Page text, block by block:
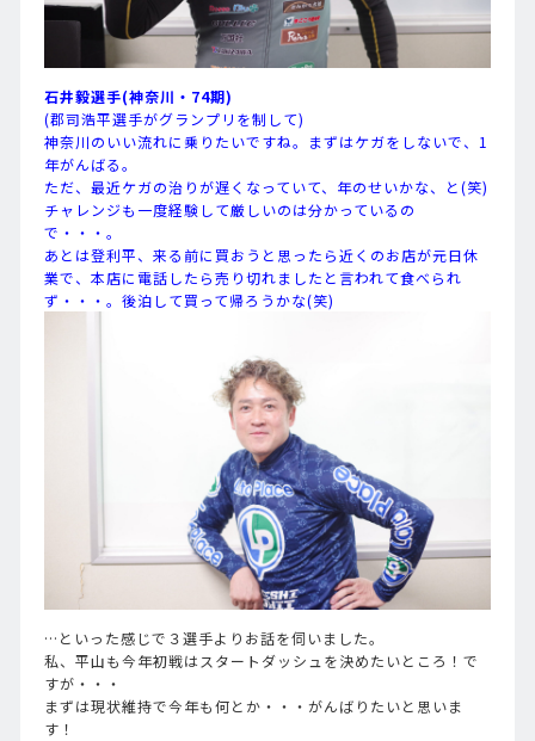
石井毅選手(神奈川・74期)
(郡司浩平選手がグランプリを制して)
神奈川のいい流れに乗りたいですね。まずはケガをしないで、1
年がんばる。
ただ、最近ケガの治りが遅くなっていて、年のせいかな、と(笑)
チャレンジも一度経験して厳しいのは分かっているの
で・・・。
あとは登利平、来る前に買おうと思ったら近くのお店が元日休
業で、本店に電話したら売り切れましたと言われて食べられ
ず・・・。後泊して買って帰ろうかな(笑)
…といった感じで３選手よりお話を伺いました。
私、平山も今年初戦はスタートダッシュを決めたいところ！で
すが・・・
まずは現状維持で今年も何とか・・・がんばりたいと思いま
す！